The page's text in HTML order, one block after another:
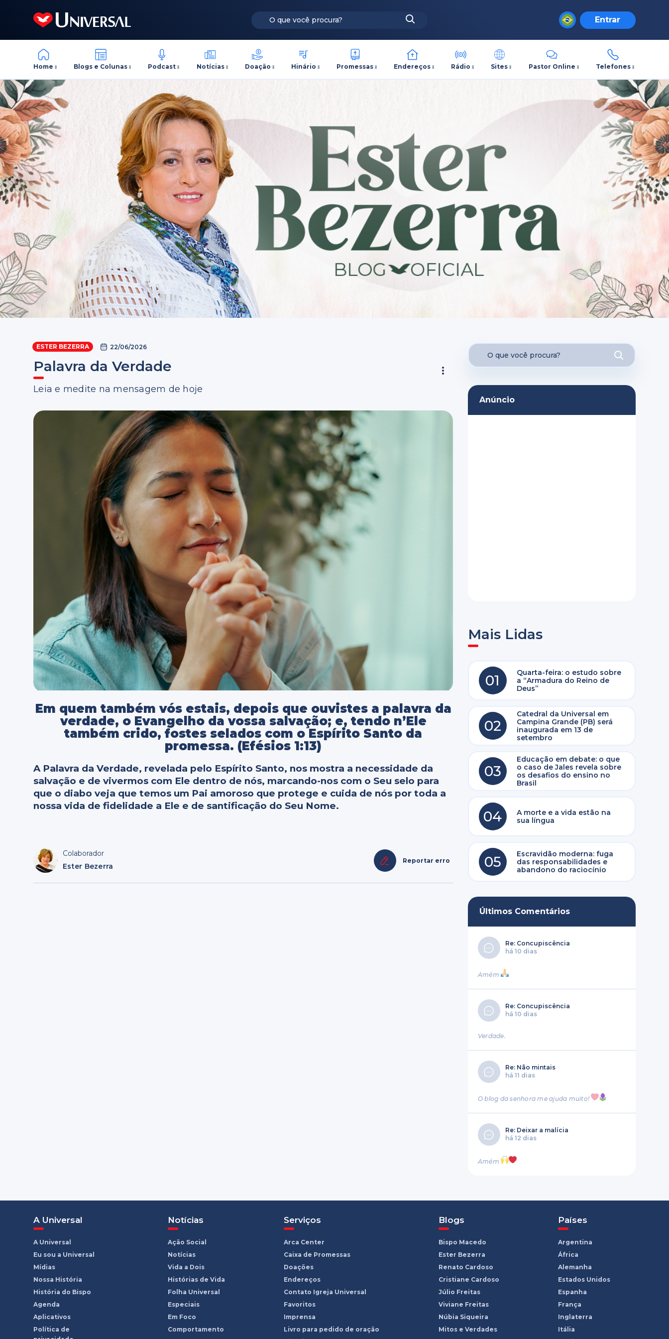
Entrar
Home Blogs e Colunas Podcast Notícias Doação Hinário Promessas Endereços Rádio Sites Pastor Online Telefones
ESTER BEZERRA 22/06/2026
Palavra da Verdade
Leia e medite na mensagem de hoje
Em quem também vós estais, depois que ouvistes a palavra da
verdade, o Evangelho da vossa salvação; e, tendo n’Ele
também crido, fostes selados com o Espírito Santo da
promessa. (Efésios 1:13)
A Palavra da Verdade, revelada pelo Espírito Santo, nos mostra a necessidade da
salvação e de vivermos com Ele dentro de nós, marcando-nos com o Seu selo para
que o diabo veja que temos um Pai amoroso que protege e cuida de nós por toda a
nossa vida de fidelidade a Ele e de santificação do Seu Nome.
Colaborador
Ester Bezerra
Reportar erro
Anúncio
Mais Lidas
01
Quarta-feira: o estudo sobre
a “Armadura do Reino de
Deus”
02
Catedral da Universal em
Campina Grande (PB) será
inaugurada em 13 de
setembro
03
Educação em debate: o que
o caso de Jales revela sobre
os desafios do ensino no
Brasil
04
A morte e a vida estão na
sua língua
05
Escravidão moderna: fuga
das responsabilidades e
abandono do raciocínio
Últimos Comentários
Re: Concupiscência
há 10 dias
Amém
Re: Concupiscência
há 10 dias
Verdade.
Re: Não mintais
há 11 dias
O blog da senhora me ajuda muito!
Re: Deixar a malícia
há 12 dias
Amém
A Universal
A Universal
Eu sou a Universal
Mídias
Nossa História
História do Bispo
Agenda
Aplicativos
Política de
Notícias
Ação Social
Notícias
Vida a Dois
Histórias de Vida
Folha Universal
Especiais
Em Foco
Comportamento
Serviços
Arca Center
Caixa de Promessas
Doações
Endereços
Contato Igreja Universal
Favoritos
Imprensa
Livro para pedido de oração
Blogs
Bispo Macedo
Ester Bezerra
Renato Cardoso
Cristiane Cardoso
Júlio Freitas
Viviane Freitas
Núbia Siqueira
Mitos e Verdades
Países
Argentina
África
Alemanha
Estados Unidos
Espanha
França
Inglaterra
Itália